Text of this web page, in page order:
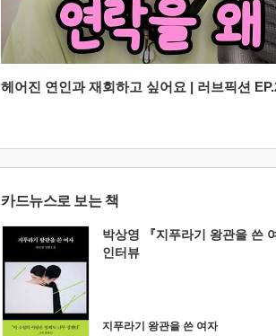
헤어진 연인과 재회하고 싶어요 | 러브픽션
카드뉴스로 보는 책
박상영 『지푸라기 왕관을 쓴
인터뷰
지푸라기 왕관을 쓴 여자